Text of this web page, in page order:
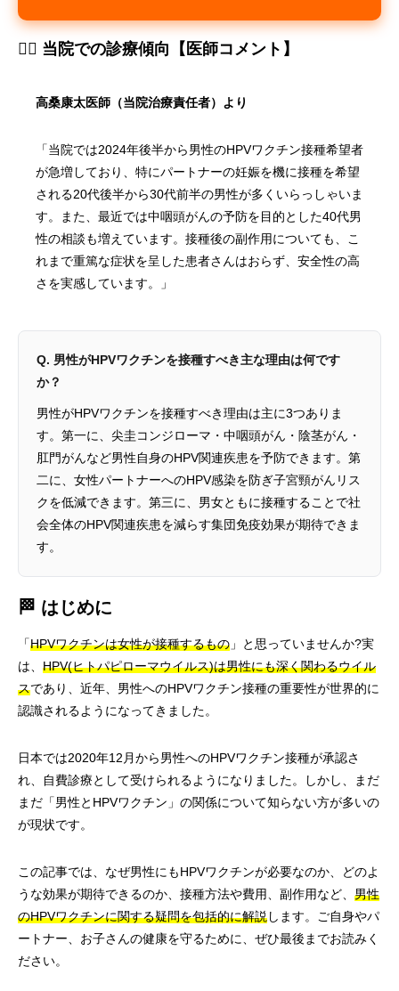
👨‍⚕️ 当院での診療傾向【医師コメント】
高桑康太医師（当院治療責任者）より
「当院では2024年後半から男性のHPVワクチン接種希望者
が急増しており、特にパートナーの妊娠を機に接種を希望
される20代後半から30代前半の男性が多くいらっしゃいま
す。また、最近では中咽頭がんの予防を目的とした40代男
性の相談も増えています。接種後の副作用についても、こ
れまで重篤な症状を呈した患者さんはおらず、安全性の高
さを実感しています。」
Q. 男性がHPVワクチンを接種すべき主な理由は何です
か？
男性がHPVワクチンを接種すべき理由は主に3つありま
す。第一に、尖圭コンジローマ・中咽頭がん・陰茎がん・
肛門がんなど男性自身のHPV関連疾患を予防できます。第
二に、女性パートナーへのHPV感染を防ぎ子宮頸がんリス
クを低減できます。第三に、男女ともに接種することで社
会全体のHPV関連疾患を減らす集団免疫効果が期待できま
す。
🏁 はじめに
「HPVワクチンは女性が接種するもの 」と思っていませんか?実
は、 HPV(ヒトパピローマウイルス)は男性にも深く関わるウイル
スであり、近年、男性へのHPVワクチン接種の重要性が世界的に
認識されるようになってきました。
日本では2020年12月から男性へのHPVワクチン接種が承認さ
れ、自費診療として受けられるようになりました。しかし、まだ
まだ「男性とHPVワクチン」の関係について知らない方が多いの
が現状です。
この記事では、なぜ男性にもHPVワクチンが必要なのか、どのよ
うな効果が期待できるのか、接種方法や費用、副作用など、 男性
のHPVワクチンに関する疑問を包括的に解説します。ご自身やパ
ートナー、お子さんの健康を守るために、ぜひ最後までお読みく
ださい。